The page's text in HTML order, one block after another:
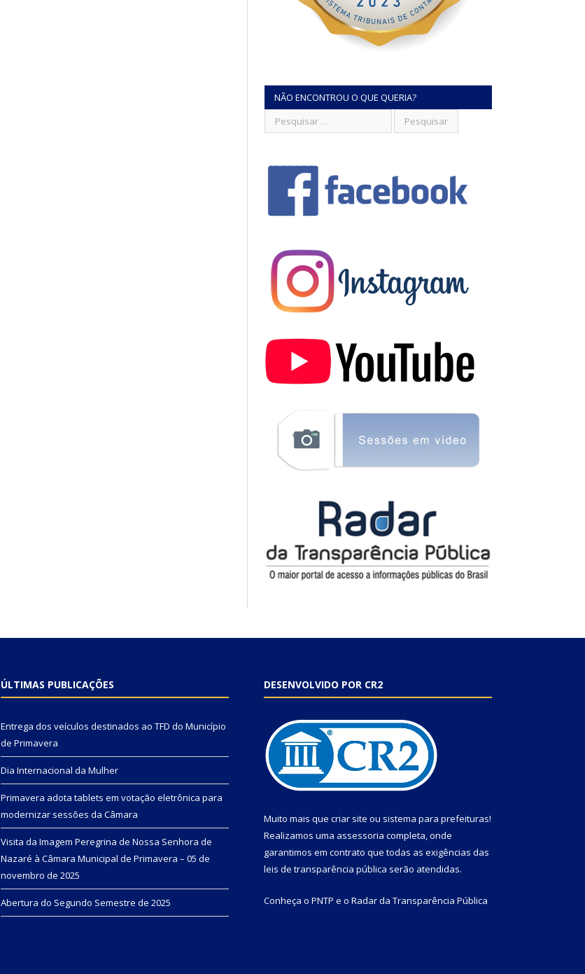
NÃO ENCONTROU O QUE QUERIA?
ÚLTIMAS PUBLICAÇÕES
Entrega dos veículos destinados ao TFD do Município
de Primavera
Dia Internacional da Mulher
Primavera adota tablets em votação eletrônica para
modernizar sessões da Câmara
Visita da Imagem Peregrina de Nossa Senhora de
Nazaré à Câmara Municipal de Primavera – 05 de
novembro de 2025
Abertura do Segundo Semestre de 2025
DESENVOLVIDO POR CR2
Muito mais que criar site ou sistema para prefeituras!
Realizamos uma assessoria completa, onde
garantimos em contrato que todas as exigências das
leis de transparência pública serão atendidas.
Conheça o PNTP e o Radar da Transparência Pública